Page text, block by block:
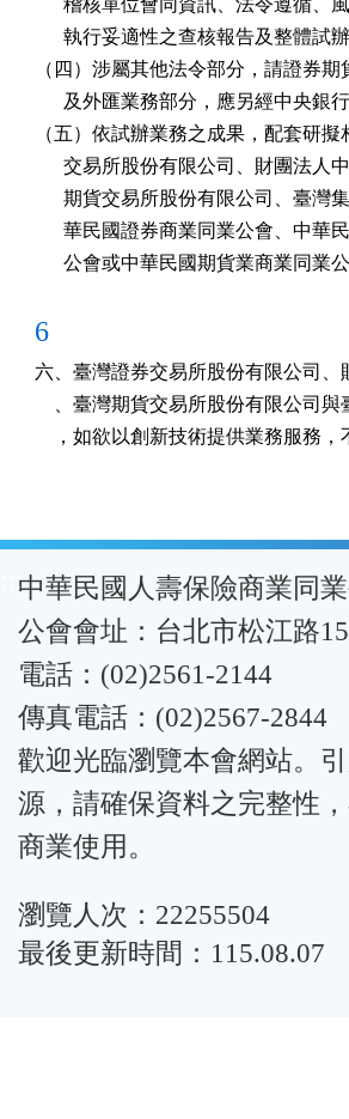
稽核單位會同資訊、法令遵循
執行妥適性之查核報告及整體試
（四）涉屬其他法令部分，請證券
及外匯業務部分，應另經中央銀
（五）依試辦業務之成果，配套研
交易所股份有限公司、財團法
期貨交易所股份有限公司、臺
華民國證券商業同業公會、中
公會或中華民國期貨業商業同
6
六、臺灣證券交易所股份有限公司
、臺灣期貨交易所股份有限公司
，如欲以創新技術提供業務服務，
:::中華民國人壽保險商業同
公會會址：台北市松江路
電話：(02)2561-2144
傳真電話：(02)2567-2844
歡迎光臨瀏覽本會網站。
源，請確保資料之完整性
商業使用。
瀏覽人次：22255504
最後更新時間：115.08.07